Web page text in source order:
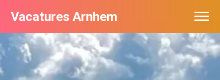
Vacatures Arnhem
Vacatures per bedrijf in Arnhem
Nieuwsbrief feed